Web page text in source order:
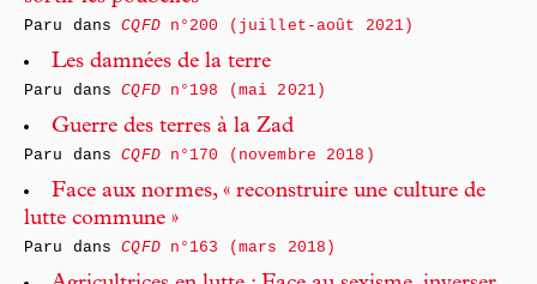
Paru dansCQFDn°200 (juillet-août 2021)
Les damnées de la terre
Paru dansCQFDn°198 (mai 2021)
Guerre des terres à la Zad
Paru dansCQFDn°170 (novembre 2018)
Face aux normes, « reconstruire une culture de
lutte commune »
Paru dansCQFDn°163 (mars 2018)